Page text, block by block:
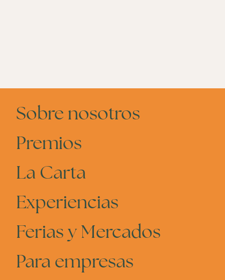
Sobre nosotros
Premios
La Carta
Experiencias
Ferias y Mercados
Para empresas